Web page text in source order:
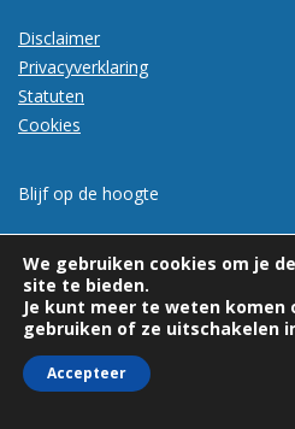
Disclaimer
Privacyverklaring
Statuten
Cookies
Blijf op de hoogte
We gebruiken cookies om je
site te bieden.
Je kunt meer te weten komen
gebruiken of ze uitschakelen
Accepteer